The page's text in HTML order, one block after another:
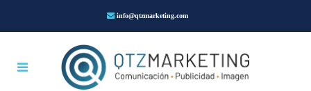
info@qtzmarketing.com